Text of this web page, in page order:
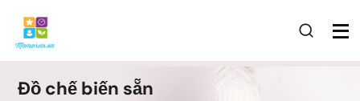
Đồ chế biến sẵn